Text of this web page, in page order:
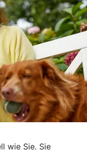
wie Sie. Sie